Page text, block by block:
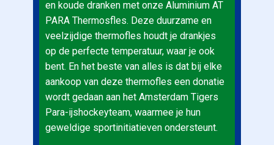
en koude dranken met onze Aluminium AT
PARA Thermosfles. Deze duurzame en
veelzijdige thermofles houdt je drankjes
op de perfecte temperatuur, waar je ook
bent. En het beste van alles is dat bij elke
aankoop van deze thermofles een donatie
wordt gedaan aan het Amsterdam Tigers
Para-ijshockeyteam, waarmee je hun
geweldige sportinitiatieven ondersteunt.